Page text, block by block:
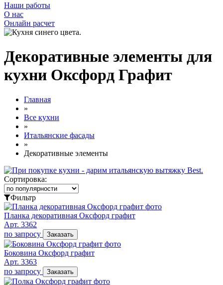
Наши работы
О нас
Онлайн расчет
Декоративные элементы для
кухни Оксфорд Графит
Главная
»
Все кухни
»
Итальянские фасады
»
Декоративные элементы
Сортировка:
Фильтр
Планка декоративная Оксфорд графит
Арт. 3362
по запросу
Заказать
Боковина Оксфорд графит
Арт. 3363
по запросу
Заказать